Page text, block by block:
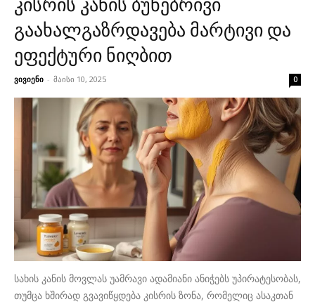
კისრის კანის ბუნებრივი
გაახალგაზრდავება მარტივი და
ეფექტური ნიღბით
ვივიენი - მაისი 10, 2025 0
სახის კანის მოვლას უამრავი ადამიანი ანიჭებს უპირატესობას,
თუმცა ხშირად გვავიწყდება კისრის ზონა, რომელიც ასაკთან